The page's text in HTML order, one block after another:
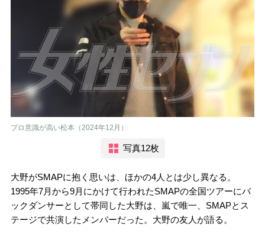
プロ意識が高い松本（2024年12月）
写真12枚
大野がSMAPに抱く思いは、ほかの4人とは少し異なる。
1995年7月から9月にかけて行われたSMAPの全国ツアーにバ
ックダンサーとして帯同した大野は、嵐で唯一、SMAPとス
テージで共演したメンバーだった。大野の友人が語る。